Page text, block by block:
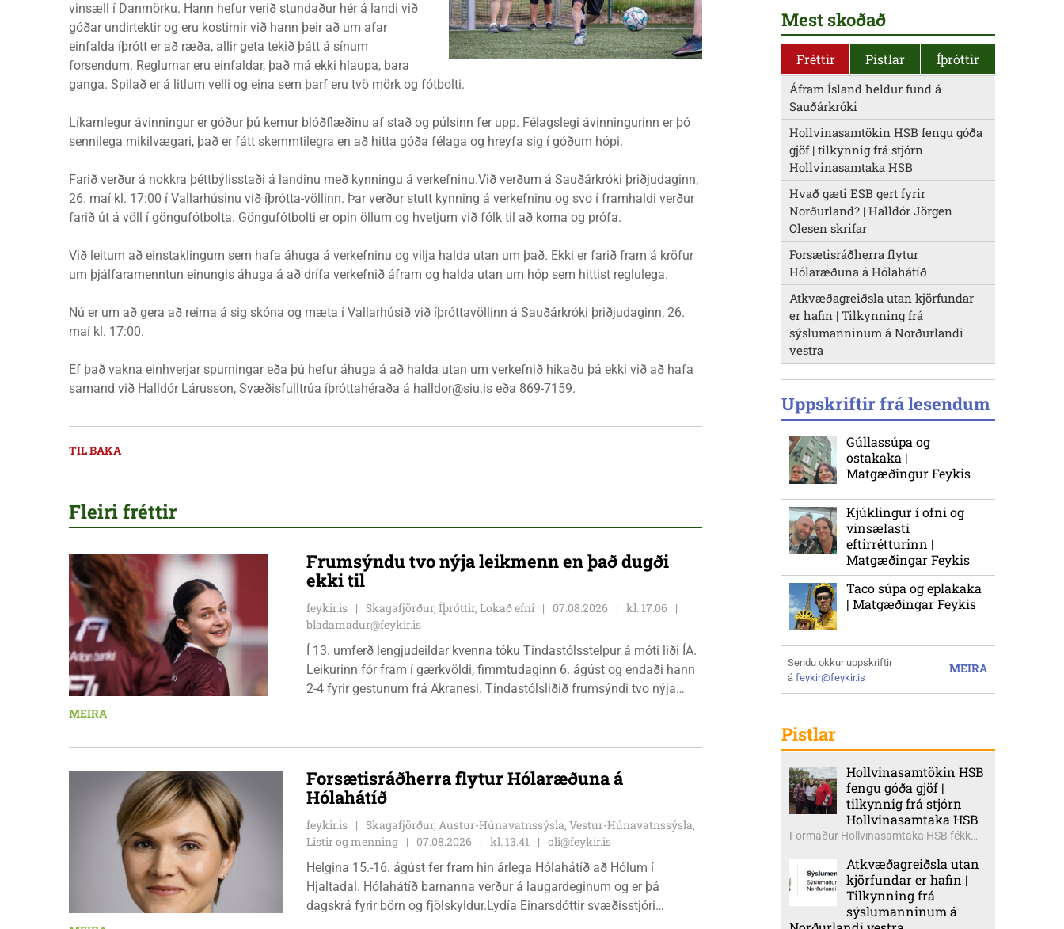
vinsæll í Danmörku. Hann hefur verið stundaður hér á landi við
góðar undirtektir og eru kostirnir við hann þeir að um afar
einfalda íþrótt er að ræða, allir geta tekið þátt á sínum
forsendum. Reglurnar eru einfaldar, það má ekki hlaupa, bara
ganga. Spilað er á litlum velli og eina sem þarf eru tvö mörk og fótbolti.
Líkamlegur ávinningur er góður þú kemur blóðflæðinu af stað og púlsinn fer upp. Félagslegi ávinningurinn er þó
sennilega mikilvægari, það er fátt skemmtilegra en að hitta góða félaga og hreyfa sig í góðum hópi.
Farið verður á nokkra þéttbýlisstaði á landinu með kynningu á verkefninu.Við verðum á Sauðárkróki þriðjudaginn,
26. maí kl. 17:00 í Vallarhúsinu við íþrótta-völlinn. Þar verður stutt kynning á verkefninu og svo í framhaldi verður
farið út á völl í göngufótbolta. Göngufótbolti er opin öllum og hvetjum við fólk til að koma og prófa.
Við leitum að einstaklingum sem hafa áhuga á verkefninu og vilja halda utan um það. Ekki er farið fram á kröfur
um þjálfaramenntun einungis áhuga á að drífa verkefnið áfram og halda utan um hóp sem hittist reglulega.
Nú er um að gera að reima á sig skóna og mæta í Vallarhúsið við íþróttavöllinn á Sauðárkróki þriðjudaginn, 26.
maí kl. 17:00.
Ef það vakna einhverjar spurningar eða þú hefur áhuga á að halda utan um verkefnið hikaðu þá ekki við að hafa
samand við Halldór Lárusson, Svæðisfulltrúa íþróttahéraða á halldor@siu.is eða 869-7159.
TIL BAKA
Fleiri fréttir
Frumsýndu tvo nýja leikmenn en það dugði
ekki til
feykir.is Skagafjörður, Íþróttir, Lokað efni 07.08.2026
kl. 17.06
bladamadur@feykir.is
Í 13. umferð lengjudeildar kvenna tóku Tindastólsstelpur á móti liði ÍA.
Leikurinn fór fram í gærkvöldi, fimmtudaginn 6. ágúst og endaði hann
2-4 fyrir gestunum frá Akranesi. Tindastólsliðið frumsýndi tvo nýja
MEIRA
Forsætisráðherra flytur Hólaræðuna á
Hólahátíð
feykir.is
Skagafjörður, Austur-Húnavatnssýsla, Vestur-Húnavatnssýsla,
Listir og menning
07.08.2026 kl. 13.41
oli@feykir.is
Helgina 15.-16. ágúst fer fram hin árlega Hólahátíð að Hólum í
Hjaltadal. Hólahátíð barnanna verður á laugardeginum og er þá
dagskrá fyrir börn og fjölskyldur.Lydía Einarsdóttir svæðisstjóri
Mest skoðað
Fréttir Pistlar Íþróttir
Áfram Ísland heldur fund á
Sauðárkróki
Hollvinasamtökin HSB fengu góða
gjöf | tilkynnig frá stjórn
Hollvinasamtaka HSB
Hvað gæti ESB gert fyrir
Norðurland? | Halldór Jörgen
Olesen skrifar
Forsætisráðherra flytur
Hólaræðuna á Hólahátíð
Atkvæðagreiðsla utan kjörfundar
er hafin | Tilkynning frá
sýslumanninum á Norðurlandi
vestra
Uppskriftir frá lesendum
Gúllassúpa og
ostakaka |
Matgæðingur Feykis
Kjúklingur í ofni og
vinsælasti
eftirrétturinn |
Matgæðingar Feykis
Taco súpa og eplakaka
| Matgæðingar Feykis
MEIRA
Sendu okkur uppskriftir
á feykir@feykir.is
Pistlar
Hollvinasamtökin HSB
fengu góða gjöf |
tilkynnig frá stjórn
Hollvinasamtaka HSB
Formaður Hollvinasamtaka HSB fékk
heldur betur góða heimsók þann 5.
ágúst síðastliðinn. Þarna voru mættar
þær Ingibjörg á Auðólfsstöðum
formaður Kvenfélags
Bólstaðarhlíðarhrepps og Guðrún á
Atkvæðagreiðsla utan
kjörfundar er hafin |
Tilkynning frá
sýslumanninum á